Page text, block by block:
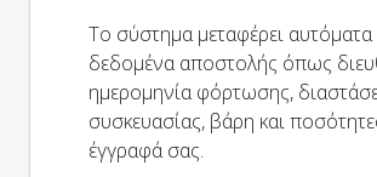
Το σύστημα μεταφέρει αυτόματα
δεδομένα αποστολής όπως
ημερομηνία φόρτωσης,
συσκευασίας, βάρη και
έγγραφά σας.